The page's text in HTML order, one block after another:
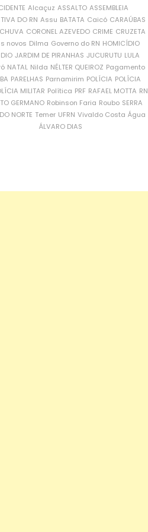
Alcaçuz ASSALTO ASSEMBLEIA
DO RN Assu BATATA Caicó CARAÚBAS
CORONEL AZEVEDO CRIME CRUZETA
novos Dilma Governo do RN HOMICÍDIO
JARDIM DE PIRANHAS JUCURUTU LULA
NATAL Nilda NÉLTER QUEIROZ Pagamento
PARELHAS Parnamirim POLÍCIA POLÍCIA
MILITAR Política PRF RAFAEL MOTTA RN
GERMANO Robinson Faria Roubo SERRA
NORTE Temer UFRN Vivaldo Costa Água
ÁLVARO DIAS